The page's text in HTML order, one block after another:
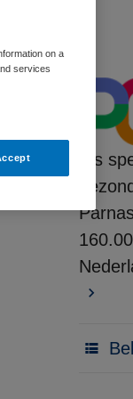
Als
on a
services